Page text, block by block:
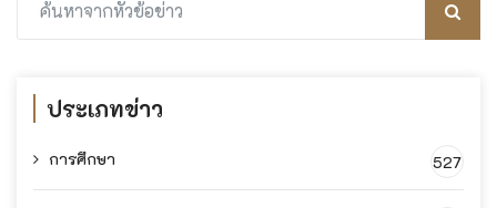
ประเภทข่าว
การศึกษา 527